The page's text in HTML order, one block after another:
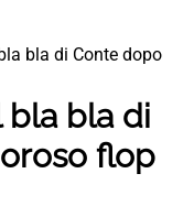
bla di Conte dopo
bla bla di
flop